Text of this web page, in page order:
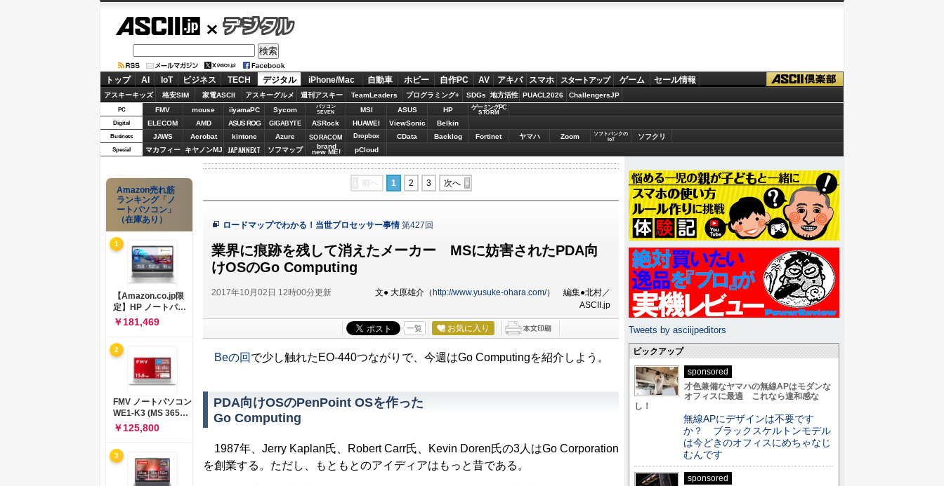
デジタル
トップ AI IoT ビジネス TECH デジタル iPhone/Mac 自動車 ホビー 自作PC AV アキバ スマホ スタートアップ ゲーム セール情報
アスキーキッズ 格安SIM 家電ASCII アスキーグルメ 週刊アスキー TeamLeaders プログラミング+ SDGs 地方活性 PUACL2026 ChallengersJP
PC FMV mouse iiyamaPC Sycom
パソコン
SEVEN
MSI ASUS HP ゲーミングPC
STORM
Digital ELECOM AMD ASUS ROG GIGABYTE ASRock HUAWEI ViewSonic Belkin
Business JAWS Acrobat kintone Azure SORACOM Dropbox CData Backlog Fortinet ヤマハ Zoom
ソフトバンクの
IoT
ソフクリ
Special マカフィー キヤノンMJ JAPANNEXT ソフマップ brand
new ME! pCloud
前へ 1 2 3 次へ
ロードマップでわかる！当世プロセッサー事情 第427回
業界に痕跡を残して消えたメーカー MSに妨害されたPDA向
けOSのGo Computing
2017年10月02日 12時00分更新 文● 大原雄介（http://www.yusuke-ohara.com/） 編集●北村／
ASCII.jp
一覧 お気に入り
Beの回 で少し触れたEO-440つながりで、今週はGo Computingを紹介しよう。
PDA向けOSのPenPoint OSを作った
Go Computing
1987年、Jerry Kaplan氏、Robert Carr氏、Kevin Doren氏の3人はGo Corporation
を創業する。ただし、もともとのアイディアはもっと昔である。
Amazon売れ筋
ランキング「ノ
ートパソコン」
（在庫あり）
1
【Amazon.co.jp限
定】HP ノートパソ
コン 15-fd 15.6イン
チ インテル Core 5
120U メモリ16GB
SSD512GB
Windows 11
Microsoft Office
2024搭載 WPS
Office搭載 カメラシ
ャッター 指紋認証 薄
型 Copilotキー搭載
ナチュラルシルバー
￥181,469
2
FMV ノートパソコン
WE1-K3 (MS 365
Personal/Copilotキ
ー搭載/Win 11/15.6
型/Core
i5/16GB/SSD
512GB/ホワイト)
FMVWK3E15W_AZ
￥125,800
3
Tweets by asciijpeditors
ピックアップ
sponsored
才色兼備なヤマハの無線APはモダンな
オフィスに最適 これなら違和感な
し！
無線APにデザインは不要です
か？ ブラックスケルトンモデル
は今どきのオフィスにめちゃなじ
むんです
sponsored